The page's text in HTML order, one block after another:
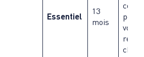
Essentiel
13
mois
pour
vous